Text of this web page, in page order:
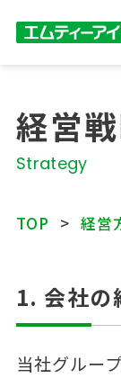
経営
Strategy
TOP 経営
1. 会社の
当社グルー